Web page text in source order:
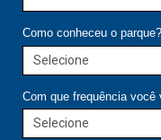
Como conheceu o
Com que frequência você